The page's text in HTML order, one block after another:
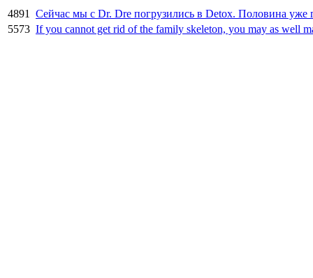
4891
Сейчас мы с Dr. Dre погрузились в Detox. Половина
5573 If you cannot get rid of the family skeleton, you may as well